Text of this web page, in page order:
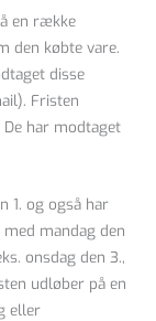
en række
den købte vare.
disse
Fristen
har modtaget
1. og også har
mandag den
onsdag den 3.,
udløber på en
eller